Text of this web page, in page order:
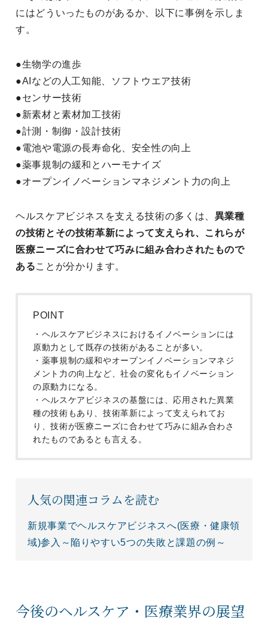
にはどういったものがあるか、以下に事例を示しま
す。
●生物学の進歩
●AIなどの人工知能、ソフトウエア技術
●センサー技術
●新素材と素材加工技術
●計測・制御・設計技術
●電池や電源の長寿命化、安全性の向上
●薬事規制の緩和とハーモナイズ
●オープンイノベーションマネジメント力の向上
ヘルスケアビジネスを支える技術の多くは、 異業種
の技術とその技術革新によって支えられ、これらが
医療ニーズに合わせて巧みに組み合わされたもので
あることが分かります。
POINT
・ヘルスケアビジネスにおけるイノベーションには
原動力として既存の技術があることが多い。
・薬事規制の緩和やオープンイノベーションマネジ
メント力の向上など、社会の変化もイノベーション
の原動力になる。
・ヘルスケアビジネスの基盤には、応用された異業
種の技術もあり、技術革新によって支えられてお
り、技術が医療ニーズに合わせて巧みに組み合わさ
れたものであるとも言える。
人気の関連コラムを読む
新規事業でヘルスケアビジネスへ(医療・健康領
域)参入～陥りやすい5つの失敗と課題の例～
今後のヘルスケア・医療業界の展望